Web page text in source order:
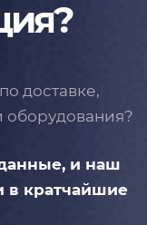
доставке,
оборудования?
и наш
в кратчайшие